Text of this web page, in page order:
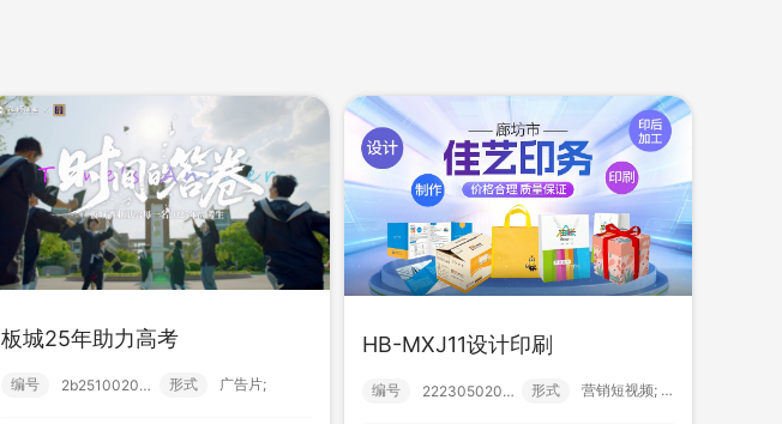
HB-MXJ11设计印刷
编号 222305020000 形式
板城25年助力高考
编号 2b2510020000 形式 广告片;
HB-MXJ11设计印刷
编号 222305020000 形式 营销短视频; 小视频; 初级款;